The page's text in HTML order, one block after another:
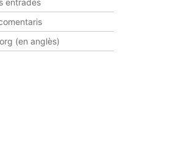
entrades
(en anglès)